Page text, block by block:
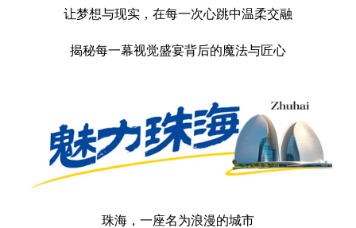
让梦想与现实，在每一次心跳中温柔交融
揭秘每一幕视觉盛宴背后的魔法与匠心
珠海，一座名为浪漫的城市